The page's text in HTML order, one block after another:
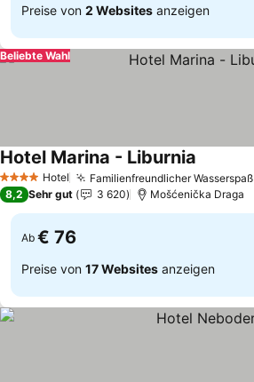
Preise von 2 Websites anzeigen
Beliebte Wahl
4 Sterne Hotel Familienfreundlicher Wasserspaß
Hotel Marina - Liburnia
8,2 Sehr gut 3 620 Mošćenička Draga
Ab € 76
Preise von 17 Websites anzeigen